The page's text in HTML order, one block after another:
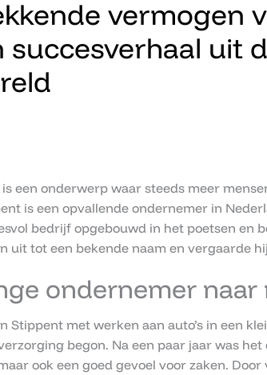
vermogen
succesverhaal uit
een onderwerp waar steeds meer
is een opvallende ondernemer in
bedrijf opgebouwd in het poetsen en
uit tot een bekende naam en vergaarde
ondernemer
Stippent met werken aan auto’s in een
begon. Na een paar jaar was
ook een goed gevoel voor zaken.